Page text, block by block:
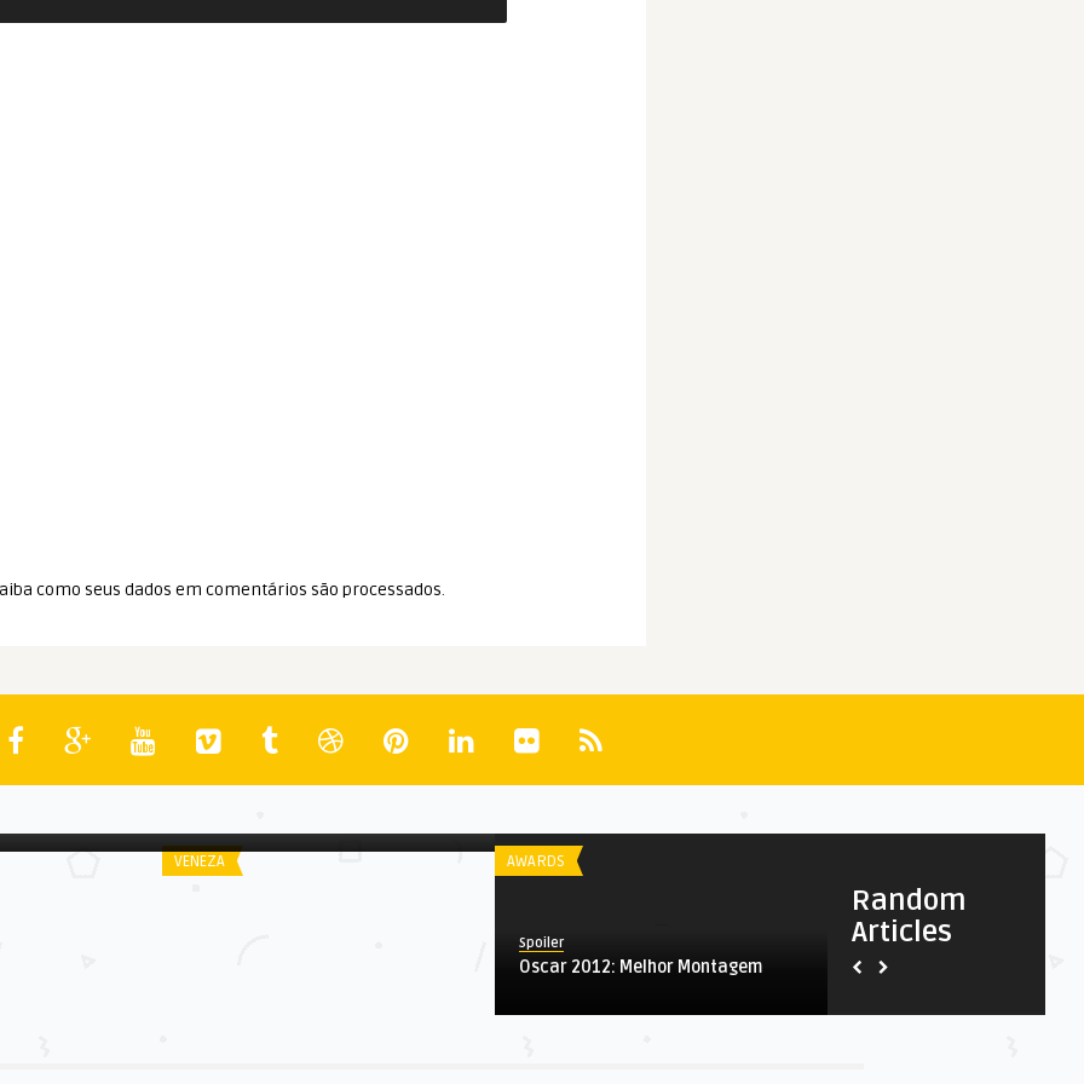
como seus dados em comentários são processados.
Random
Articles
VENEZA AWARDS
Spoiler
Oscar 2012: Melhor Montagem
Spoiler
Oscar 2011: Melhor Atriz